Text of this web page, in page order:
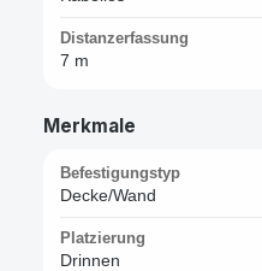
Distanzerfassung
7 m
Merkmale
Befestigungstyp
Decke/Wand
Platzierung
Drinnen